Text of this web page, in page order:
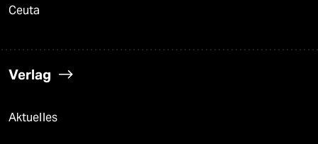
Ceuta
Verlag
Aktuelles